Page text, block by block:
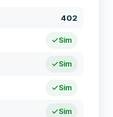
402
Sim
Sim
Sim
Sim